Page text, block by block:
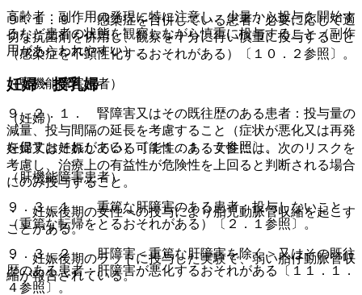
高齢者：副作用の発現に特に注意し、少量から投与を開始す
るなど患者の状態を観察しながら慎重に投与すること（副作
用があらわれやすい）。
妊婦・授乳婦
（妊婦）
妊婦又は妊娠している可能性のある女性には、次のリスクを
考慮し、治療上の有益性が危険性を上回ると判断される場合
にのみ投与すること。
・ 妊娠後期の女性への投与により胎児動脈管収縮を起こす
ことがある。
・ 妊娠後期のラットに投与した実験で、弱い胎仔動脈管収
縮が報告されている。
９．１．９． 感染症を合併している患者：必要に応じて適
切な抗菌剤を併用し、観察を十分に行い慎重に投与すること
（感染症を不顕性化するおそれがある）〔１０．２参照〕。
（腎機能障害患者）
９．２．１． 腎障害又はその既往歴のある患者：投与量の
減量、投与間隔の延長を考慮すること（症状が悪化又は再発
を促すおそれがある）〔１１．１．７参照〕。
（肝機能障害患者）
９．３．１． 重篤な肝障害のある患者：投与しないこと
（重篤な転帰をとるおそれがある）〔２．１参照〕。
９．３．２． 肝障害＜重篤な肝障害を除く＞又はその既往
歴のある患者：肝障害が悪化するおそれがある〔１１．１．
４参照〕。